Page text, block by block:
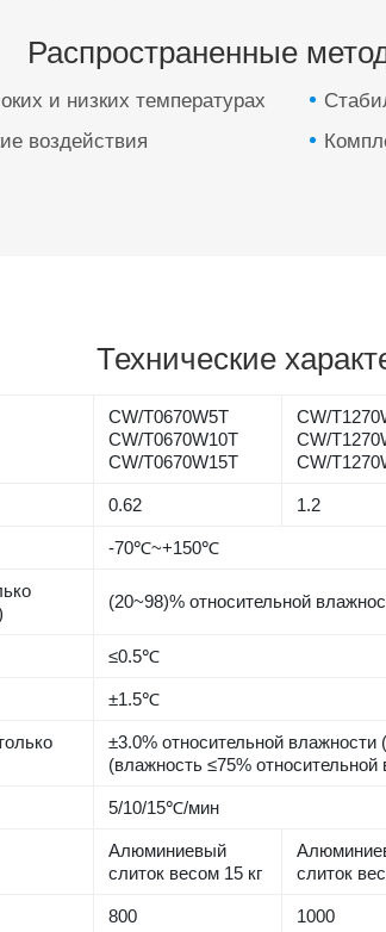
Распространенные
и низких температурах
воздействия
Технические
CW/T0670W5T
CW/T0670W10T
CW/T0670W15T
CW/
CW/
CW/
0.62 1.2
-70℃~+150℃
(20~98)% относительной
≤0.5℃
±1.5℃
±3.0% относительной
(влажность ≤75% относительной
5/10/15℃/мин
Алюминиевый
слиток весом 15 кг
слиток
800 1000